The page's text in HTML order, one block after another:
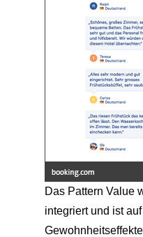
Das Pattern Value
integriert und ist